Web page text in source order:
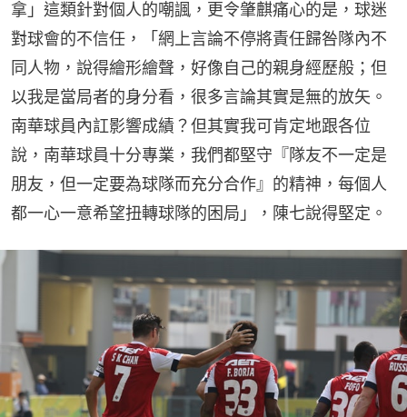
拿」這類針對個人的嘲諷，更令肇麒痛心的是，球迷
對球會的不信任，「網上言論不停將責任歸咎隊內不
同人物，說得繪形繪聲，好像自己的親身經歷般；但
以我是當局者的身分看，很多言論其實是無的放矢。
南華球員內訌影響成績？但其實我可肯定地跟各位
說，南華球員十分專業，我們都堅守『隊友不一定是
朋友，但一定要為球隊而充分合作』的精神，每個人
都一心一意希望扭轉球隊的困局」，陳七說得堅定。